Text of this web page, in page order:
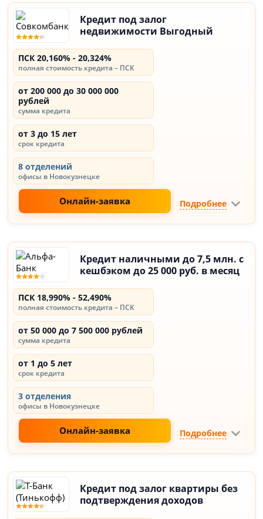
Кредит под залог
недвижимости Выгодный
ПСК 20,160% - 20,324%
полная стоимость кредита – ПСК
от 200 000 до 30 000 000
рублей
сумма кредита
от 3 до 15 лет
срок кредита
8 отделений
офисы в Новокузнецке
Онлайн-заявка Подробнее
Кредит наличными до 7,5 млн. с
кешбэком до 25 000 руб. в месяц
ПСК 18,990% - 52,490%
полная стоимость кредита – ПСК
от 50 000 до 7 500 000 рублей
сумма кредита
от 1 до 5 лет
срок кредита
3 отделения
офисы в Новокузнецке
Онлайн-заявка Подробнее
Кредит под залог квартиры без
подтверждения доходов